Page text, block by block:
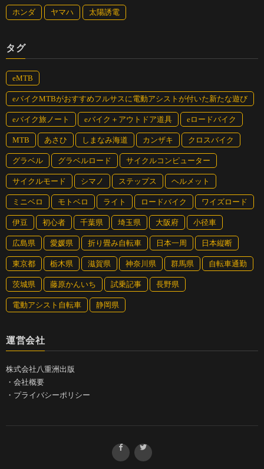
ホンダ ヤマハ 太陽誘電
タグ
eMTB
eバイクMTBがおすすめフルサスに電動アシストが付いた新たな遊び
eバイク旅ノート eバイク＋アウトドア道具 eロードバイク
MTB あさひ しまなみ海道 カンザキ クロスバイク
グラベル グラベルロード サイクルコンピューター
サイクルモード シマノ ステップス ヘルメット
ミニベロ モトベロ ライト ロードバイク ワイズロード
伊豆 初心者 千葉県 埼玉県 大阪府 小径車
広島県 愛媛県 折り畳み自転車 日本一周 日本縦断
東京都 栃木県 滋賀県 神奈川県 群馬県 自転車通勤
茨城県 藤原かんいち 試乗記事 長野県
電動アシスト自転車 静岡県
運営会社
株式会社八重洲出版
・ 会社概要
・ プライバシーポリシー